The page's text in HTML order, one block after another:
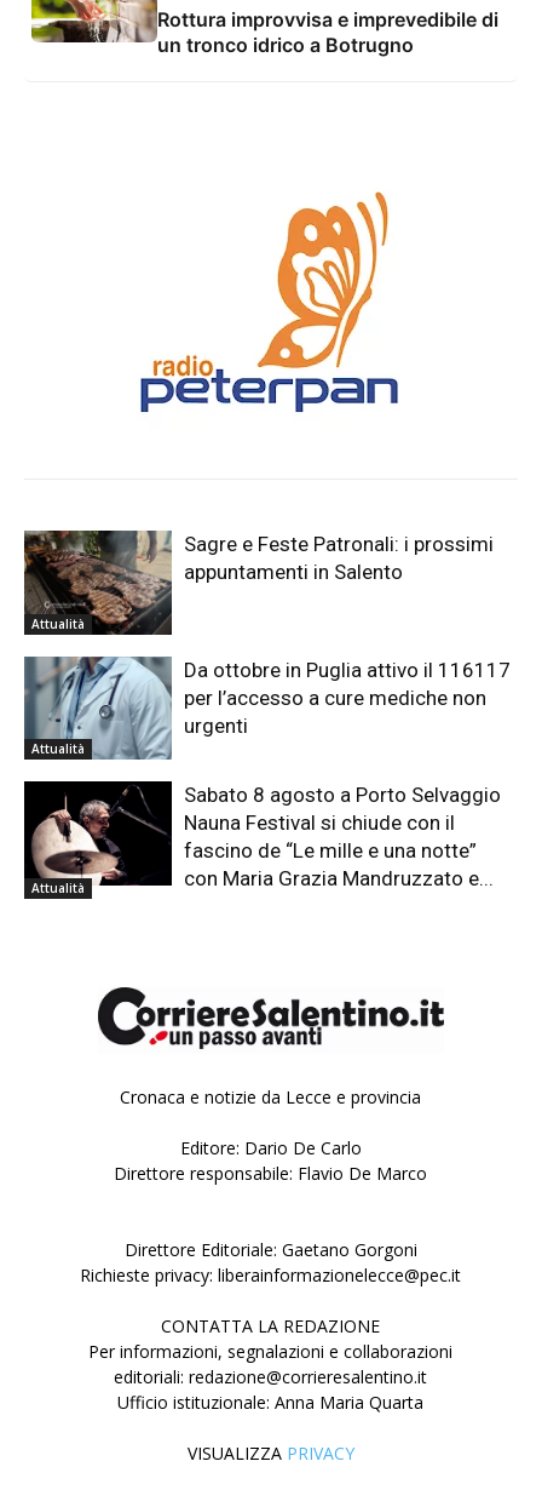
Rottura improvvisa e imprevedibile di
un tronco idrico a Botrugno
Attualità
Sagre e Feste Patronali: i prossimi
appuntamenti in Salento
Attualità
Da ottobre in Puglia attivo il 116117
per l’accesso a cure mediche non
urgenti
Attualità
Sabato 8 agosto a Porto Selvaggio
Nauna Festival si chiude con il
fascino de “Le mille e una notte”
con Maria Grazia Mandruzzato e...
Cronaca e notizie da Lecce e provincia
Editore: Dario De Carlo
Direttore responsabile: Flavio De Marco
Direttore Editoriale: Gaetano Gorgoni
Richieste privacy: liberainformazionelecce@pec.it
CONTATTA LA REDAZIONE
Per informazioni, segnalazioni e collaborazioni
editoriali: redazione@corrieresalentino.it
Ufficio istituzionale: Anna Maria Quarta
VISUALIZZA PRIVACY